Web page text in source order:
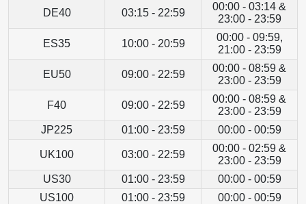
DE40 03:15 - 22:59
00:00 - 03:14 &
23:00 - 23:59
ES35 10:00 - 20:59
00:00 - 09:59,
21:00 - 23:59
EU50 09:00 - 22:59
00:00 - 08:59 &
23:00 - 23:59
F40 09:00 - 22:59
00:00 - 08:59 &
23:00 - 23:59
JP225
01:00 - 23:59 00:00 - 00:59
UK100 03:00 - 22:59
00:00 - 02:59 &
23:00 - 23:59
US30
01:00 - 23:59
00:00 - 00:59
US100
01:00 - 23:59
00:00 - 00:59